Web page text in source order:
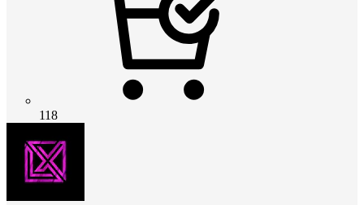
118